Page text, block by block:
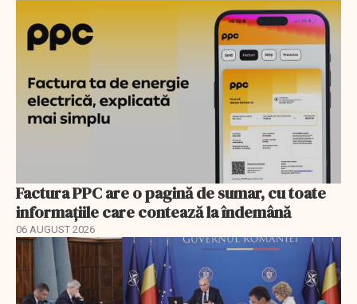
Factura PPC are o pagină de sumar, cu toate
informațiile care contează la îndemână
06 AUGUST 2026